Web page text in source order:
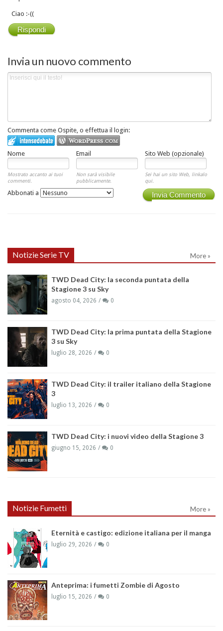
Ciao :-((
Rispondi
Invia un nuovo commento
Commenta come Ospite, o effettua il login:
Nome Email Sito Web (opzionale)
Mostrato accanto ai tuoi
commenti.
Non sarà visibile
pubblicamente.
Sei hai un sito Web, linkalo
qui.
Invia Commento
Abbonati a
Notizie Serie TV More »
TWD Dead City: la seconda puntata della
Stagione 3 su Sky
agosto 04, 2026 0
TWD Dead City: la prima puntata della Stagione
3 su Sky
luglio 28, 2026 0
TWD Dead City: il trailer italiano della Stagione
3
luglio 13, 2026 0
TWD Dead City: i nuovi video della Stagione 3
giugno 15, 2026 0
Notizie Fumetti More »
Eternità e castigo: edizione italiana per il manga
luglio 29, 2026 0
Anteprima: i fumetti Zombie di Agosto
luglio 15, 2026 0